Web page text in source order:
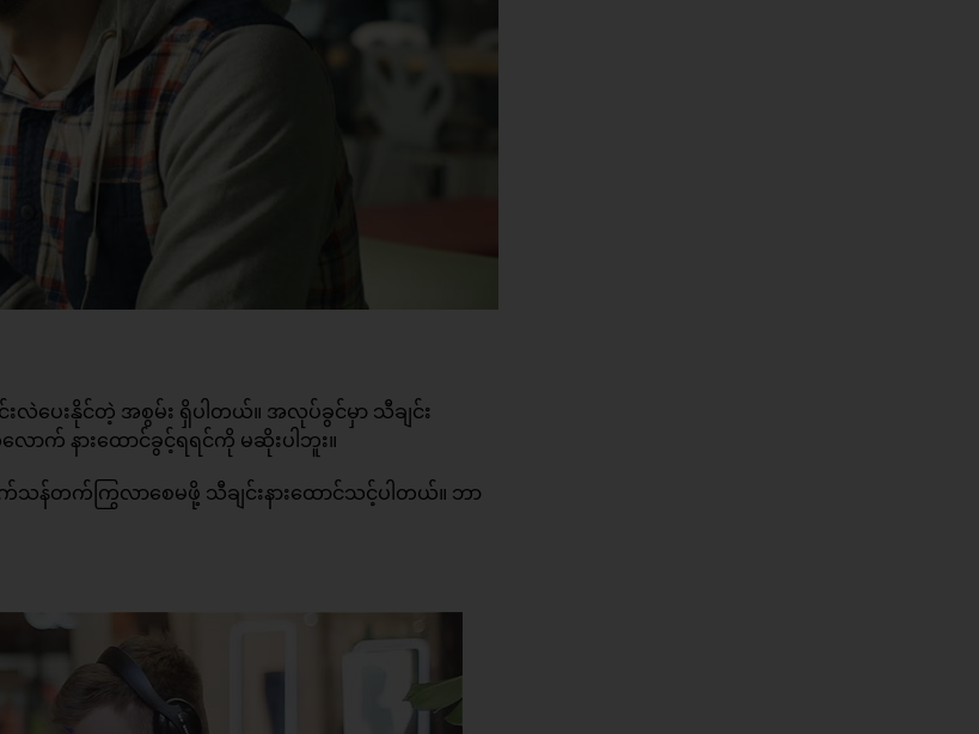
ပေးနိုင်တဲ့ အစွမ်း ရှိပါတယ်။ အလုပ်ခွင်မှာ သီချင်း
ာက် နားထောင်ခွင့်ရရင်ကို မဆိုးပါဘူး။
တက်ကြွလာစေမဖို့ သီချင်းနားထောင်သင့်ပါတယ်။ ဘာ